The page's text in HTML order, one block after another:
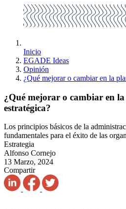
Inicio
EGADE Ideas
Opinión
¿Qué mejorar o cambiar en la
¿Qué mejorar o cambiar en
estratégica?
Los principios básicos de la
fundamentales para el éxito de las
Estrategia
Alfonso Cornejo
13 Marzo, 2024
Compartir